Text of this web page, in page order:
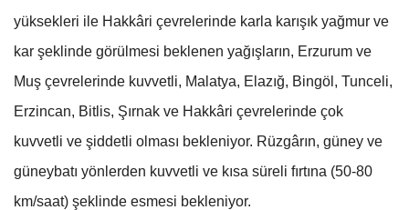
yüksekleri ile Hakkâri çevrelerinde karla karışık yağmur ve
kar şeklinde görülmesi beklenen yağışların, Erzurum ve
Muş çevrelerinde kuvvetli, Malatya, Elazığ, Bingöl, Tunceli,
Erzincan, Bitlis, Şırnak ve Hakkâri çevrelerinde çok
kuvvetli ve şiddetli olması bekleniyor. Rüzgârın, güney ve
güneybatı yönlerden kuvvetli ve kısa süreli fırtına (50-80
km/saat) şeklinde esmesi bekleniyor.